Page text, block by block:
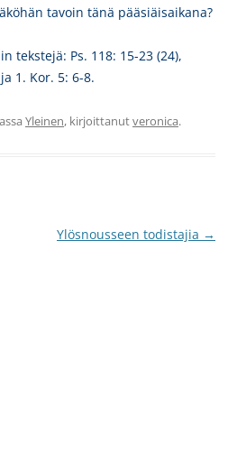
tavoin tänä pääsiäisaikana?
tekstejä: Ps. 118: 15-23 (24),
1. Kor. 5: 6-8.
Yleinen, kirjoittanutveronica.
Ylösnousseen todistajia →